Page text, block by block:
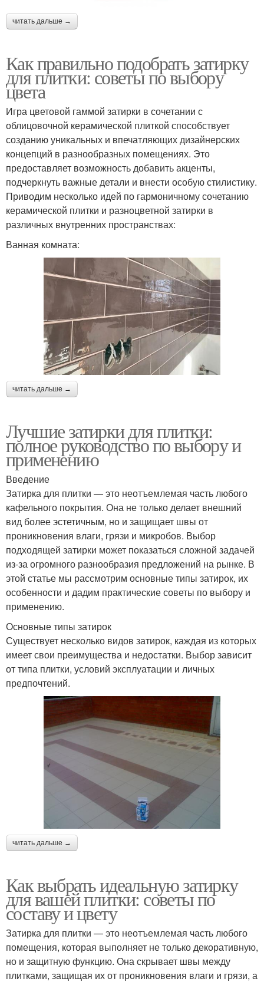
читать дальше →
Как правильно подобрать затирку
для плитки: советы по выбору
цвета
Игра цветовой гаммой затирки в сочетании с
облицовочной керамической плиткой способствует
созданию уникальных и впечатляющих дизайнерских
концепций в разнообразных помещениях. Это
предоставляет возможность добавить акценты,
подчеркнуть важные детали и внести особую стилистику.
Приводим несколько идей по гармоничному сочетанию
керамической плитки и разноцветной затирки в
различных внутренних пространствах:
Ванная комната:
читать дальше →
Лучшие затирки для плитки:
полное руководство по выбору и
применению
Введение
Затирка для плитки — это неотъемлемая часть любого
кафельного покрытия. Она не только делает внешний
вид более эстетичным, но и защищает швы от
проникновения влаги, грязи и микробов. Выбор
подходящей затирки может показаться сложной задачей
из-за огромного разнообразия предложений на рынке. В
этой статье мы рассмотрим основные типы затирок, их
особенности и дадим практические советы по выбору и
применению.
Основные типы затирок
Существует несколько видов затирок, каждая из которых
имеет свои преимущества и недостатки. Выбор зависит
от типа плитки, условий эксплуатации и личных
предпочтений.
читать дальше →
Как выбрать идеальную затирку
для вашей плитки: советы по
составу и цвету
Затирка для плитки — это неотъемлемая часть любого
помещения, которая выполняет не только декоративную,
но и защитную функцию. Она скрывает швы между
плитками, защищая их от проникновения влаги и грязи, а